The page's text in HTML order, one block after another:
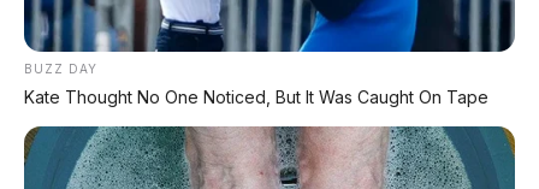
BUZZ DAY
Kate Thought No One Noticed, But It Was Caught On Tape